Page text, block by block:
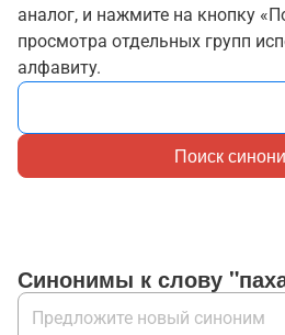
аналог, и нажмите на кнопку
просмотра отдельных групп
алфавиту.
Поиск
Синонимы к слову